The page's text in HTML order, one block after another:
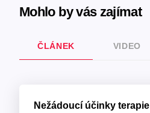
Mohlo by vás zajímat
ČLÁNEK VIDEO
Nežádoucí účinky terapie